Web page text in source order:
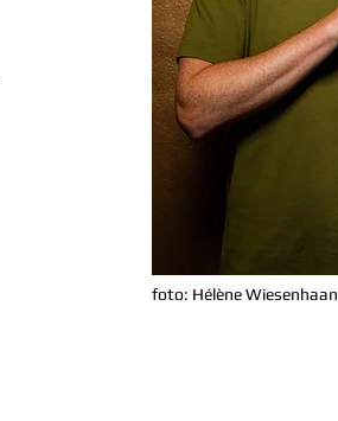
foto: Hélène Wiesenhaan